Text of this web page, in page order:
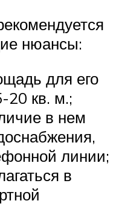
нюансы:
для его
20 кв. м.;
в нем
линии;
в